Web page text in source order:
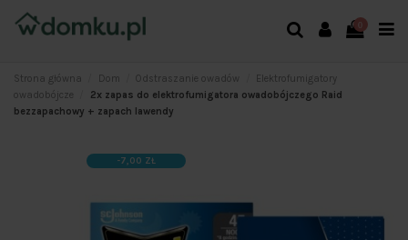
Strona główna Dom Odstraszanie owadów
Elektrofumigatory
owadobójcze
2x zapas do elektrofumigatora owadobójczego Raid
bezzapachowy + zapach lawendy
-7,00 ZŁ